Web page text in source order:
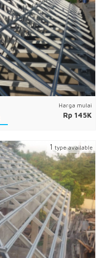
Harga mulai
Rp 145K
1 type available